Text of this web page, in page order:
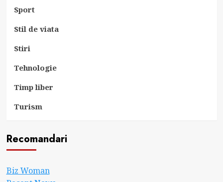
Sport
Stil de viata
Stiri
Tehnologie
Timp liber
Turism
Recomandari
Biz Woman